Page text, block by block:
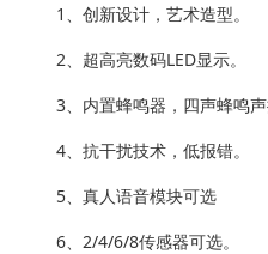
1、创新设计，艺术造型。
2、超高亮数码LED显示。
3、内置蜂鸣器，四声蜂鸣声
4、抗干扰技术，低报错。
5、真人语音模块可选
6、2/4/6/8传感器可选。